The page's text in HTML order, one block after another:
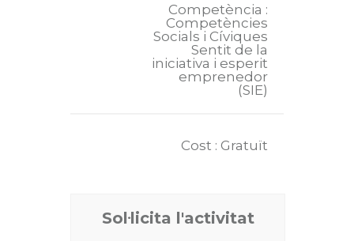
Competència :
Competències
Socials i Cíviques
Sentit de la
iniciativa i esperit
emprenedor
(SIE)
Cost : Gratuït
Sol·licita l'activitat